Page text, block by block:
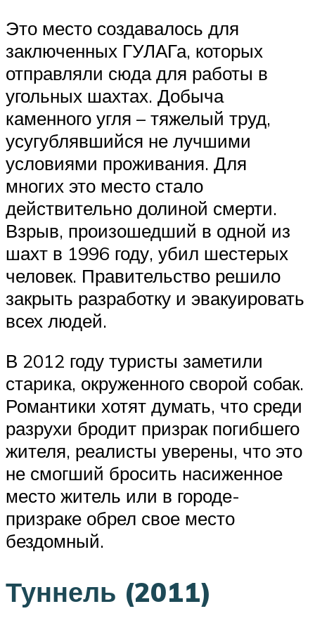
Это место создавалось для
заключенных ГУЛАГа, которых
отправляли сюда для работы в
угольных шахтах. Добыча
каменного угля – тяжелый труд,
усугублявшийся не лучшими
условиями проживания. Для
многих это место стало
действительно долиной смерти.
Взрыв, произошедший в одной из
шахт в 1996 году, убил шестерых
человек. Правительство решило
закрыть разработку и эвакуировать
всех людей.
В 2012 году туристы заметили
старика, окруженного сворой собак.
Романтики хотят думать, что среди
разрухи бродит призрак погибшего
жителя, реалисты уверены, что это
не смогший бросить насиженное
место житель или в городе-
призраке обрел свое место
бездомный.
Туннель (2011)